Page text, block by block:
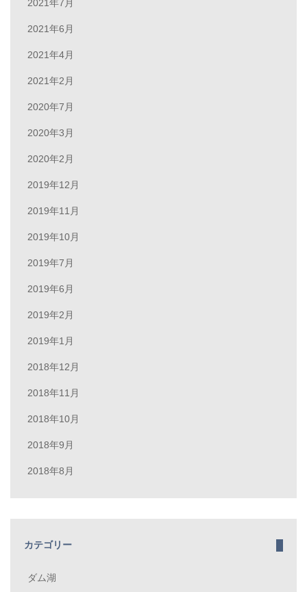
2021年7月
2021年6月
2021年4月
2021年2月
2020年7月
2020年3月
2020年2月
2019年12月
2019年11月
2019年10月
2019年7月
2019年6月
2019年2月
2019年1月
2018年12月
2018年11月
2018年10月
2018年9月
2018年8月
カテゴリー
ダム湖